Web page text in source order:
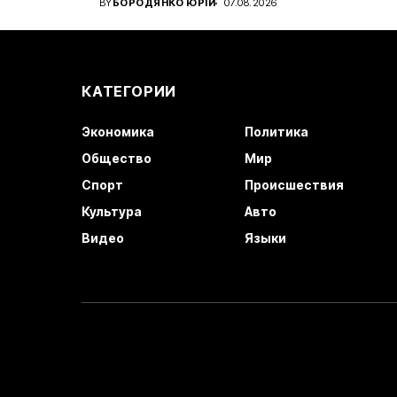
BYБОРОДЯНКО ЮРІЙ 07.08.2026
КАТЕГОРИИ
Экономика
Политика
Общество
Мир
Спорт
Происшествия
Культура
Авто
Видео
Языки